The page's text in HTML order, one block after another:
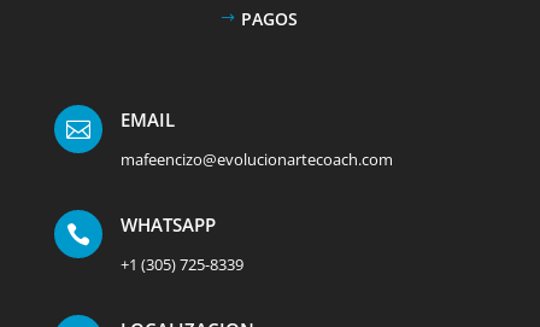
PAGOS
 EMAIL
mafeencizo@evolucionartecoach.com
 WHATSAPP
+1 (305) 725-8339